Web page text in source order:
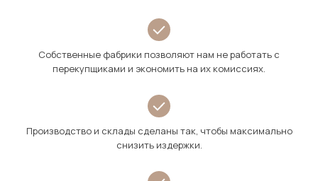
Собственные фабрики позволяют нам не работать с
перекупщиками и экономить на их комиссиях.
Производство и склады сделаны так, чтобы максимально
снизить издержки.